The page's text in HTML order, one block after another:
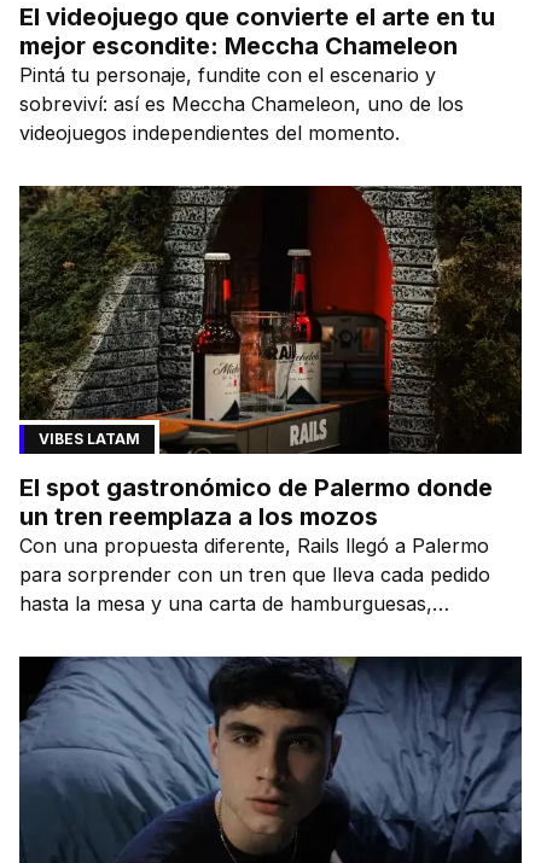
El videojuego que convierte el arte en tu
mejor escondite: Meccha Chameleon
Pintá tu personaje, fundite con el escenario y
sobreviví: así es Meccha Chameleon, uno de los
videojuegos independientes del momento.
VIBES LATAM
El spot gastronómico de Palermo donde
un tren reemplaza a los mozos
Con una propuesta diferente, Rails llegó a Palermo
para sorprender con un tren que lleva cada pedido
hasta la mesa y una carta de hamburguesas,